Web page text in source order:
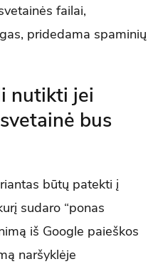
failai,
pridedama spaminių
nutikti jei
bus
būtų patekti į
sudaro “ponas
iš Google paieškos
naršyklėje